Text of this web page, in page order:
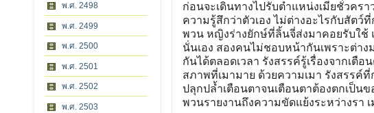
พ.ศ. 2498
พ.ศ. 2499
พ.ศ. 2500
พ.ศ. 2501
พ.ศ. 2502
พ.ศ. 2503
ก่อนจะเดินทางไปรับตำแหน่งเมียชั่วครา
ความรู้สึกว่าตัวเอง ไม่ต่างอะไรกับสัต
พวน หญิงร่างยักษ์ที่ลิ้นจี่ส่งมาคอยรับใช้
นั่นเอง สองคนไม่ชอบหน้ากันเพราะต่าง
กันได้ตลอดเวลา รังสรรค์รู้เรื่องจากเตื
สภาพที่เมามาย ด้วยความเมา รังสรรค์
ปลุกปล้ำเตือนตาจนเตือนตาต้องตกเป็น
พวนรายงานถึงความขัดแย้งระหว่างรา